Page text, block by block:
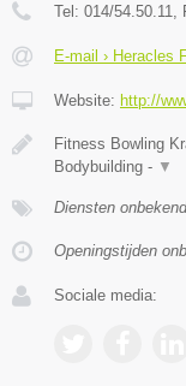
Tel: 014/54.50.11
E-mail › Heracles
Website: http://
Fitness Bowling
Bodybuilding - ▼
Diensten onbekend
Openingstijden
Sociale media: